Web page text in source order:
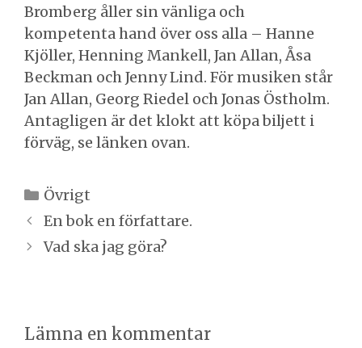
Bromberg åller sin vänliga och
kompetenta hand över oss alla – Hanne
Kjöller, Henning Mankell, Jan Allan, Åsa
Beckman och Jenny Lind. För musiken står
Jan Allan, Georg Riedel och Jonas Östholm.
Antagligen är det klokt att köpa biljett i
förväg, se länken ovan.
Kategorier
Övrigt
Inläggsnavigering
En bok en författare.
Vad ska jag göra?
Lämna en kommentar